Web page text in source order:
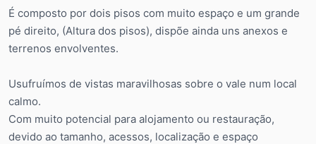
É composto por dois pisos com muito espaço e um grande
pé direito, (Altura dos pisos), dispõe ainda uns anexos e
terrenos envolventes.
Usufruímos de vistas maravilhosas sobre o vale num local
calmo.
Com muito potencial para alojamento ou restauração,
devido ao tamanho, acessos, localização e espaço